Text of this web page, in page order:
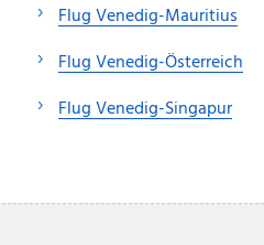
Flug Venedig-Mauritius
Flug Venedig-Österreich
Flug Venedig-Singapur